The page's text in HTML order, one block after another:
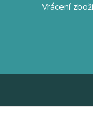
Vrácení zboží